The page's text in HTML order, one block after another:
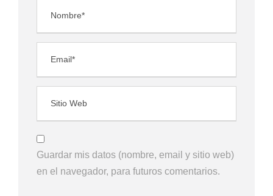
Guardar mis datos (nombre, email y sitio web)
en el navegador, para futuros comentarios.